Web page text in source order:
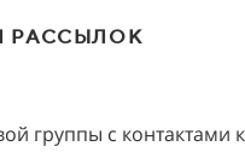
РАССЫЛОК
группы с